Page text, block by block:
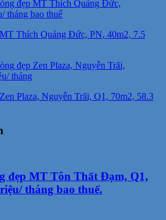
Thích Quảng Đức, PN, 40m2, 7.5
Plaza, Nguyễn Trãi, Q1, 70m2, 58.3
đẹp MT Tôn Thất Đạm, Q1,
tháng bao thuế.